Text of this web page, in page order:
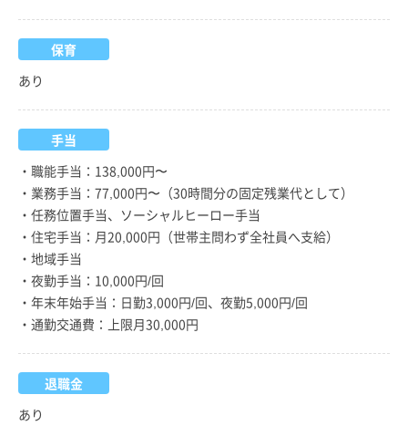
保育
あり
手当
・職能手当：138,000円〜
・業務手当：77,000円〜（30時間分の固定残業代として）
・任務位置手当、ソーシャルヒーロー手当
・住宅手当：月20,000円（世帯主問わず全社員へ支給）
・地域手当
・夜勤手当：10,000円/回
・年末年始手当：日勤3,000円/回、夜勤5,000円/回
・通勤交通費：上限月30,000円
退職金
あり